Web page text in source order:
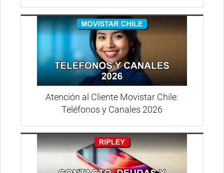
Atención al Cliente Movistar Chile:
Teléfonos y Canales 2026